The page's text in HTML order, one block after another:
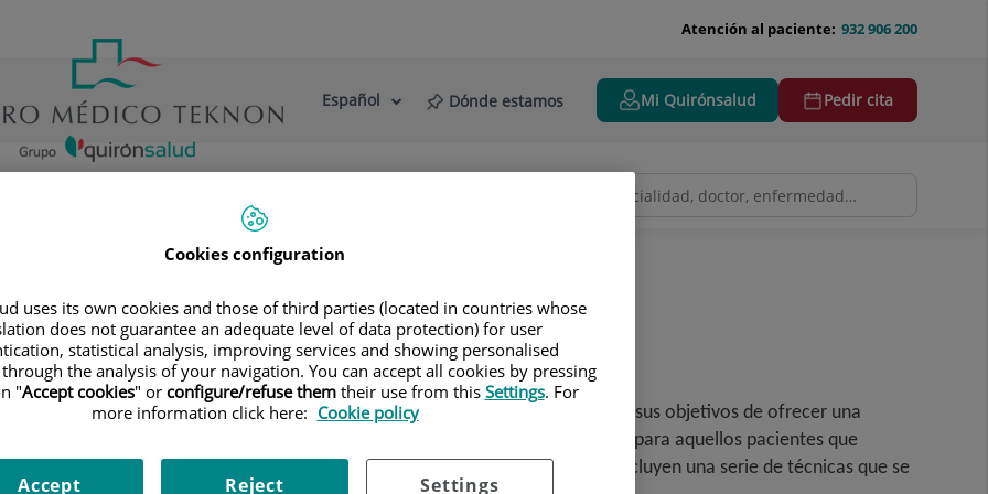
932 906 200
Atención al paciente:
Selector
Idioma
Español Dónde estamos Mi Quirónsalud Pedir cita
tecnológicos y farmacológicos
que representan la mejor opción
utiliza una serie de recursos tecnológicos y farmacológicos para llevar a cabo sus objetivos de ofrecer una
actualmente ampliamente utilizados y que representan la mejor opción para aquellos pacientes que
ya sea por sus necesidades, valores o creencias. Estos recursos incluyen una serie de técnicas que se
Cookies configuration
uses its own cookies and those of third parties (located in countries whose
does not guarantee an adequate level of data protection) for user
statistical analysis, improving services and showing personalised
the analysis of your navigation. You can accept all cookies by pressing
"Accept cookies" or configure/refuse themtheir use from this Settings. For
more information click here: Cookie policy
Settings
Reject
Accept